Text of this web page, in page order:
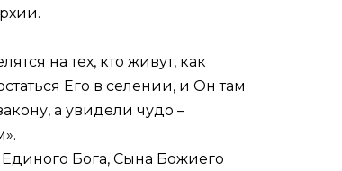
на тех, кто живут, как
Его в селении, и Он там
а увидели чудо –
Единого Бога, Сына Божиего